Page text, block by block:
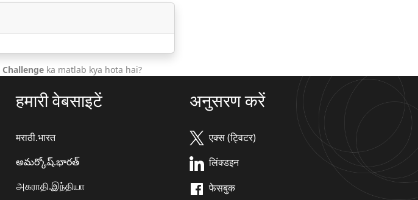
Challenge ka matlab kya hota hai?
हमारी वेबसाइटें
मराठी.भारत
అమర్కోష్.భారత్
அகராதி.இந்தியா
अनुसरण करें
एक्स (ट्विटर)
लिंक्डइन
फेसबुक